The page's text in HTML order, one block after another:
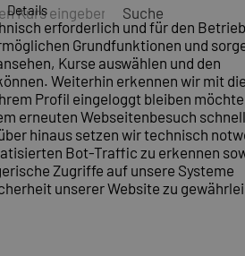
Suche
Details
erforderlich und für den
Grundfunktionen und
Kurse auswählen und den
Weiterhin erkennen wir mit
Profil eingeloggt bleiben
erneuten Webseitenbesuch
hinaus setzen wir technisch
Bot-Traffic zu erkennen
Zugriffe auf unsere Systeme
unserer Website zu